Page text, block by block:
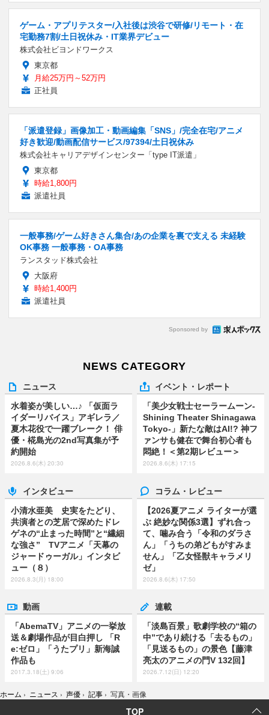
ゲーム・アプリテスター/入社後は渋谷で研修/リモート・在
宅勤務7割/土日祝休み・IT業界デビュー
株式会社ビヨンドワークス
東京都
月給25万円～52万円
正社員
「派遣登録」画像加工・動画編集「SNS」/完全在宅/アニメ
好き歓迎/動画配信サービス/97394/土日祝休み
株式会社キャリアデザインセンター「type IT派遣」
東京都
時給1,800円
派遣社員
一般事務/ゲーム好きさん集合/あの企業を裏で支える 未経験
OK事務 一般事務・OA事務
ランスタッド株式会社
大阪府
時給1,400円
派遣社員
Sponsored by
NEWS CATEGORY
ニュース
水着姿が美しい…♪ 「仮面ラ
イダーリバイス」アギレラ／
夏木花役で一躍ブレーク！ 俳
優・椛島光の2nd写真集が予
約開始
2026.8.6(木) 20:30
イベント・レポート
「美少女戦士セーラームーン-
Shining Theater Shinagawa
Tokyo-」新たな敵はAI!? 神フ
ァンサも健在で舞台初心者も
悶絶！＜第2期レビュー＞
2026.8.6(木) 17:15
インタビュー
小清水亜美 史実をたどり、
共演者との芝居で深めたドレ
ゲネの“止まった時間”と“繊細
な強さ” TVアニメ「天幕の
ジャードゥーガル」インタビ
ュー（８）
2026.8.3(月) 18:00
コラム・レビュー
【2026夏アニメ ライターが選
ぶ 絶妙な関係3選】ずれ合っ
て、噛み合う「令和のダラさ
ん」「うちの弟どもがすみま
せん」「乙女怪獣キャラメリ
ゼ」
2026.8.6(木) 17:50
動画
「AbemaTV」アニメの一挙放
送＆劇場作品が目白押し 「R
e:ゼロ」「うたプリ」新海誠
作品も
2017.3.18(土) 9:06
連載
「淡島百景」歌劇学校の“箱の
中”であり続ける「去るもの」
「見送るもの」の景色【藤津
亮太のアニメの門V 132回】
2026.7.12(日) 12:20
ホーム › ニュース › 声優 › 記事 › 写真・画像
TOP